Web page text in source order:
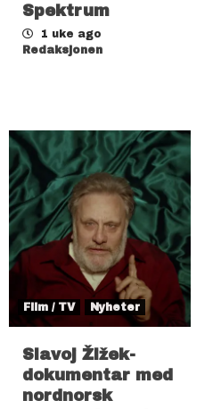
Spektrum
1 uke ago
Redaksjonen
Film / TV Nyheter
Slavoj Žižek-
dokumentar med
nordnorsk